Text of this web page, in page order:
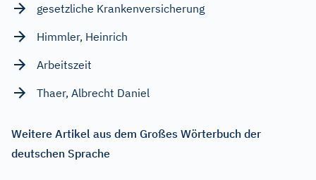
gesetzliche Krankenversicherung
Himmler, Heinrich
Arbeitszeit
Thaer, Albrecht Daniel
Weitere Artikel aus dem Großes Wörterbuch der
deutschen Sprache